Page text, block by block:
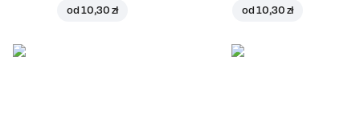
od10,30 zł od10,30 zł